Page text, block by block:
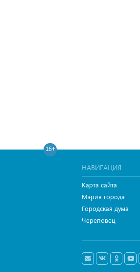
16+
НАВИГАЦИЯ
Карта сайта
Мэрия города
Городская дума
Череповец